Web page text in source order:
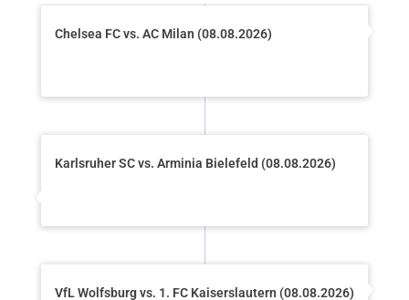
Chelsea FC vs. AC Milan (08.08.2026)
Karlsruher SC vs. Arminia Bielefeld (08.08.2026)
VfL Wolfsburg vs. 1. FC Kaiserslautern (08.08.2026)